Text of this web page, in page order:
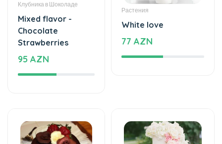
Клубника в Шоколаде
Mixed flavor -
Chocolate
Strawberries
95 AZN
Растения
White love
77 AZN